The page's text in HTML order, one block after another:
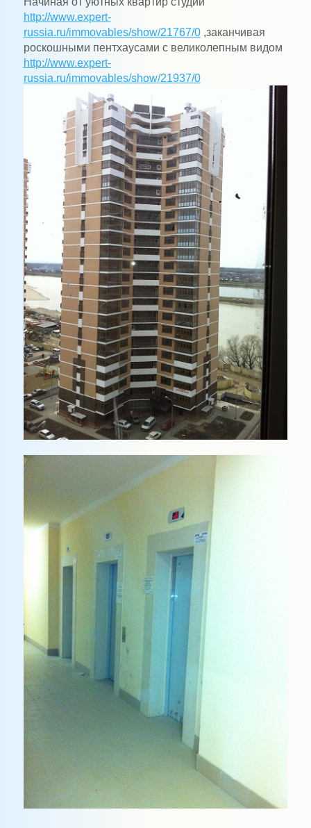
http://www.expert-
russia.ru/immovables/show/21767/0,заканчивая
роскошными пентхаусами с великолепным видом
http://www.expert-
russia.ru/immovables/show/21937/0